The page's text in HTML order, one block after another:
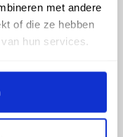
met andere
of die ze hebben
hun services.
HULP